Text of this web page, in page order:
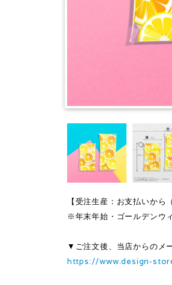
【受注生産：お支払いか
※年末年始・ゴールデンウ
▼ご注文後、当店からのメ
https://www.design-